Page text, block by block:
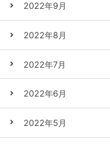
2022年9月
2022年8月
2022年7月
2022年6月
2022年5月